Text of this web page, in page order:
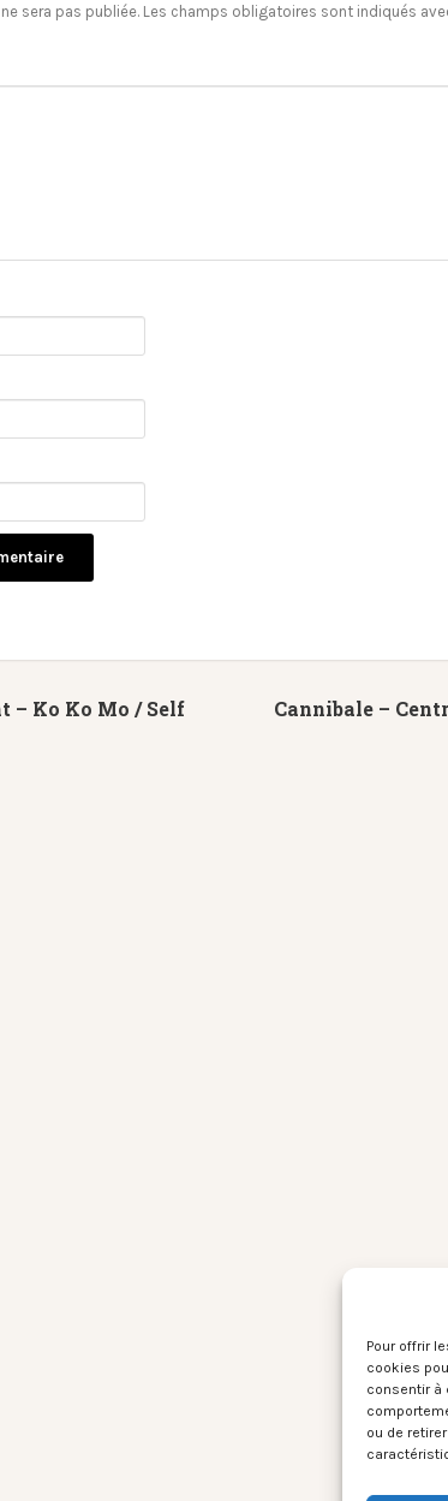
Pour offrir
cookies
consentir à
ou de
sera pas publiée. Les champs obligatoires sont indiqués
Cannibale –
– Ko Ko Mo / Self